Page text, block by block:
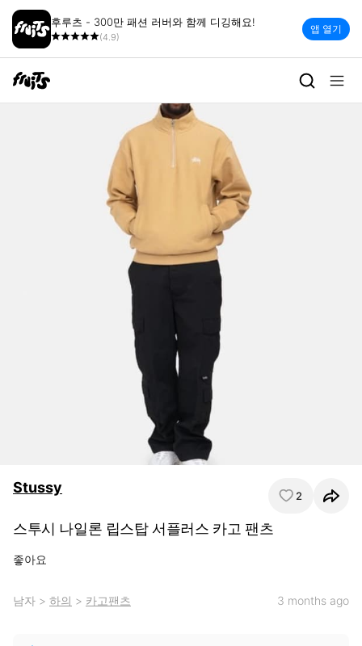
후루츠 - 300만 패션 러버와 함께 디깅해요!
(4.9)
앱 열기
Stussy 2
스투시 나일론 립스탑 서플러스 카고 팬츠
좋아요
남자 > 하의 > 카고팬츠 3 months ago